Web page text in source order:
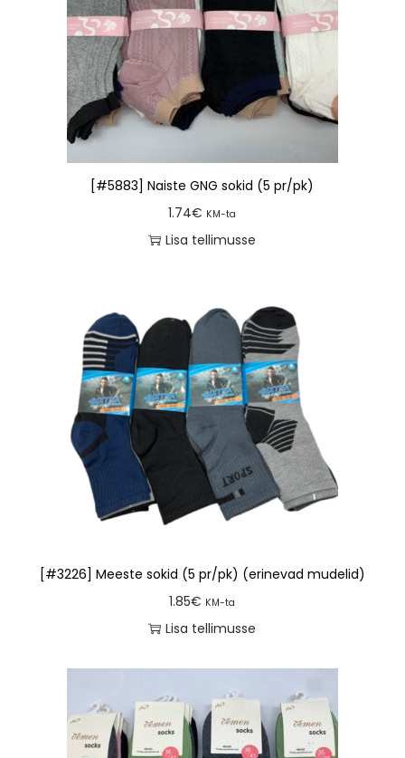
[#5883] Naiste GNG sokid (5 pr/pk)
1.74€ KM-ta
Lisa tellimusse
[#3226] Meeste sokid (5 pr/pk) (erinevad mudelid)
1.85€ KM-ta
Lisa tellimusse